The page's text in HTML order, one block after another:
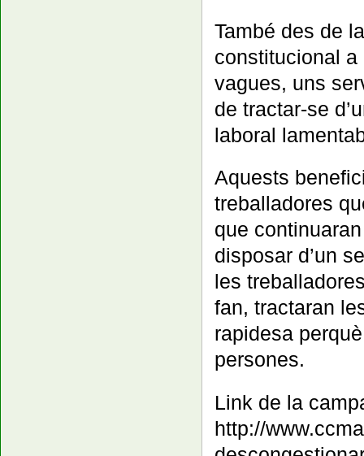
També des de
constitucional
vagues, uns
de tractar-se
laboral
Aquests
treballadores
que
disposar d’un
les
fan, tractaran
rapidesa
persones.
Link de la
http://